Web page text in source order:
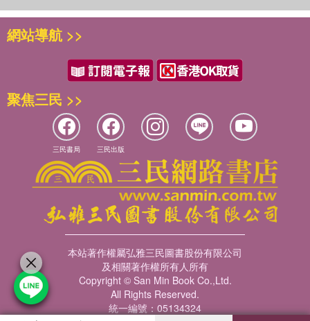
網站導航 >>
聚焦三民 >>
三民書局 三民出版
本站著作權屬弘雅三民圖書股份有限公司
及相關著作權所有人所有
Copyright © San Min Book Co.,Ltd.
All Rights Reserved.
統一編號：05134324